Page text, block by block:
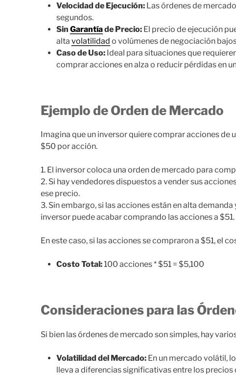
Velocidad de Ejecución: Las órdenes de
segundos.
SinGarantíade Precio: El precio de ejecución
altavolatilidad o volúmenes de negociación
Caso de Uso: Ideal para situaciones que
comprar acciones en alza o reducir pérdidas en
Ejemplo de Orden de Mercado
Imagina que un inversor quiere comprar acciones de
$50 por acción.
1. El inversor coloca una orden de mercado para
2. Si hay vendedores dispuestos a vender sus
ese precio.
3. Sin embargo, si las acciones están en alta
inversor puede acabar comprando las acciones a $51.
En este caso, si las acciones se compraron a $51, el
Costo Total:100 acciones * $51 = $5,100
Consideraciones para las
Si bien las órdenes de mercado son simples, hay
Volatilidad del Mercado: En un mercado volátil,
lleva a diferencias significativas entre los precios